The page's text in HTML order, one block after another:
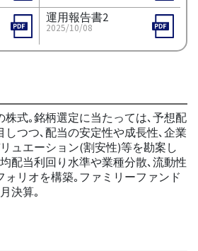
運用報告書2
2025/10/08
株式｡銘柄選定に当たっては､予想配
しつつ､配当の安定性や成長性､企業
ュエーション(割安性)等を勘案し
配当利回り水準や業種分散､流動性
リオを構築｡ファミリーファンド
決算｡